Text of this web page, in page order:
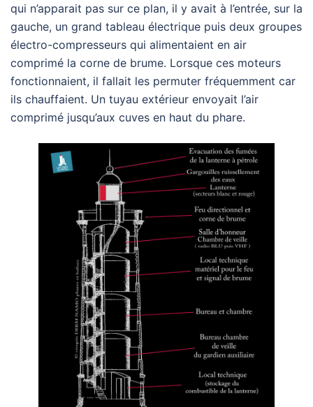
qui n’apparait pas sur ce plan, il y avait à l’entrée, sur la
gauche, un grand tableau électrique puis deux groupes
électro-compresseurs qui alimentaient en air
comprimé la corne de brume. Lorsque ces moteurs
fonctionnaient, il fallait les permuter fréquemment car
ils chauffaient. Un tuyau extérieur envoyait l’air
comprimé jusqu’aux cuves en haut du phare.